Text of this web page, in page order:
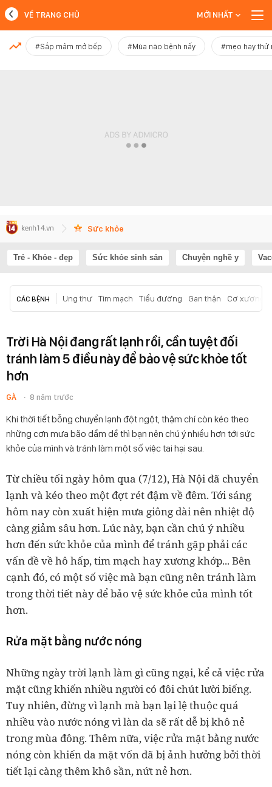
MỚI NHẤT
VỀ TRANG CHỦ MỚI NHẤT
#Sắp mâm mở bếp #Mùa nào bệnh nấy #mẹo hay thử
Sức khỏe
Trẻ - Khỏe - đẹp Sức khỏe sinh sản Chuyện nghề y
CÁC BỆNH Ung thư Tim mạch Tiểu đường Gan thận Cơ xương
Trời Hà Nội đang rất lạnh rồi, cần tuyệt đối
tránh làm 5 điều này để bảo vệ sức khỏe tốt
hơn
GÀ 8 năm trước
Khi thời tiết bỗng chuyển lạnh đột ngột, thậm chí còn kéo theo
những cơn mưa bão dầm dề thì bạn nên chú ý nhiều hơn tới sức
khỏe của mình và tránh làm một số việc tai hại sau.
Từ chiều tối ngày hôm qua (7/12), Hà Nội đã chuyển
lạnh và kéo theo một đợt rét đậm về đêm. Tới sáng
hôm nay còn xuất hiện mưa giông dài nên nhiệt độ
càng giảm sâu hơn. Lúc này, bạn cần chú ý nhiều
hơn đến sức khỏe của mình để tránh gặp phải các
vấn đề về hô hấp, tim mạch hay xương khớp... Bên
cạnh đó, có một số việc mà bạn cũng nên tránh làm
trong thời tiết này để bảo vệ sức khỏe của mình tốt
hơn.
Rửa mặt bằng nước nóng
Những ngày trời lạnh làm gì cũng ngại, kể cả việc rửa
mặt cũng khiến nhiều người có đôi chút lười biếng.
Tuy nhiên, đừng vì lạnh mà bạn lại lệ thuộc quá
nhiều vào nước nóng vì làn da sẽ rất dễ bị khô nẻ
trong mùa đông. Thêm nữa, việc rửa mặt bằng nước
nóng còn khiến da mặt vốn đã bị ảnh hưởng bởi thời
tiết lại càng thêm khô sần, nứt nẻ hơn.